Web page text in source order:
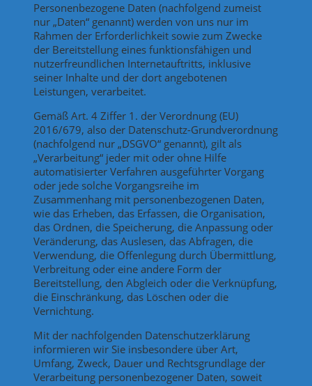
Personenbezogene Daten (nachfolgend zumeist
nur „Daten“ genannt) werden von uns nur im
Rahmen der Erforderlichkeit sowie zum Zwecke
der Bereitstellung eines funktionsfähigen und
nutzerfreundlichen Internetauftritts, inklusive
seiner Inhalte und der dort angebotenen
Leistungen, verarbeitet.
Gemäß Art. 4 Ziffer 1. der Verordnung (EU)
2016/679, also der Datenschutz-Grundverordnung
(nachfolgend nur „DSGVO“ genannt), gilt als
„Verarbeitung“ jeder mit oder ohne Hilfe
automatisierter Verfahren ausgeführter Vorgang
oder jede solche Vorgangsreihe im
Zusammenhang mit personenbezogenen Daten,
wie das Erheben, das Erfassen, die Organisation,
das Ordnen, die Speicherung, die Anpassung oder
Veränderung, das Auslesen, das Abfragen, die
Verwendung, die Offenlegung durch Übermittlung,
Verbreitung oder eine andere Form der
Bereitstellung, den Abgleich oder die Verknüpfung,
die Einschränkung, das Löschen oder die
Vernichtung.
Mit der nachfolgenden Datenschutzerklärung
informieren wir Sie insbesondere über Art,
Umfang, Zweck, Dauer und Rechtsgrundlage der
Verarbeitung personenbezogener Daten, soweit